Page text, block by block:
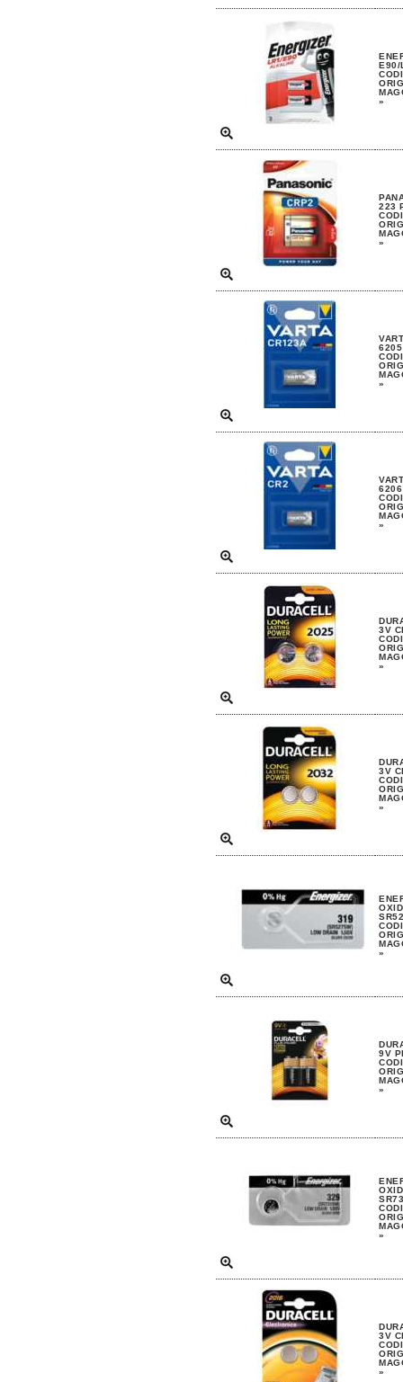
E90/
»
223
»
6205
»
6206
»
3V
»
3V
»
»
9V
»
»
3V
»